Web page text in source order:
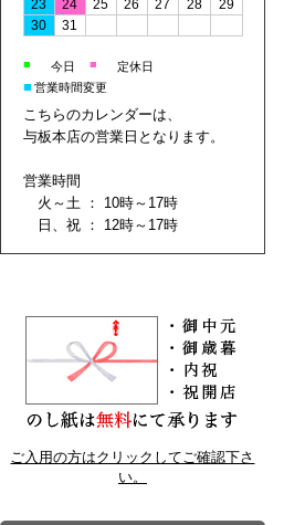
23
24 25 26 27 28
29
30
31
■ 今日 ■ 定休日
■ 営業時間変更
こちらのカレンダーは、
与板本店の営業日となります。
営業時間
火～土 ： 10時～17時
日、祝 ： 12時～17時
ご入用の方はクリックしてご確認下さ
い。